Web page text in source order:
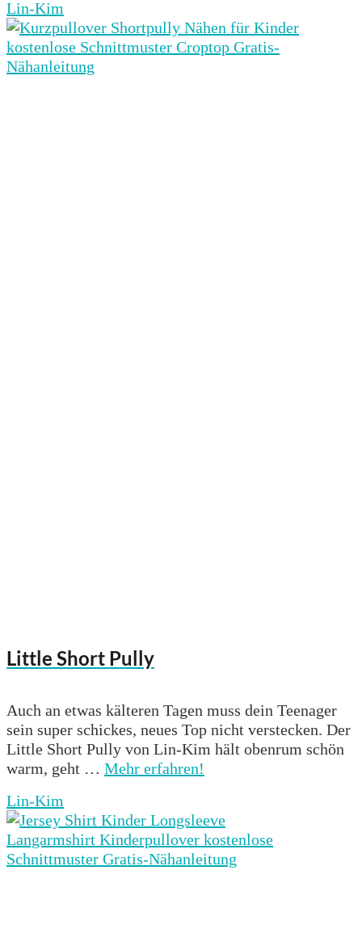
Lin-Kim
Little Short Pully
Auch an etwas kälteren Tagen muss dein Teenager
sein super schickes, neues Top nicht verstecken. Der
Little Short Pully von Lin-Kim hält obenrum schön
warm, geht … Mehr erfahren!
Lin-Kim